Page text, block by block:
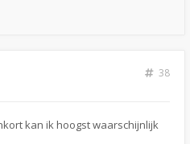
38
kan ik hoogst waarschijnlijk